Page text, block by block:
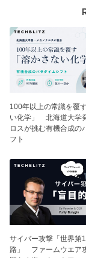
100年以上の常識を覆
い化学」 北海道大学
ロスが挑む有機合成の
フト
サイバー攻撃「世界第
路」 ファームウエア